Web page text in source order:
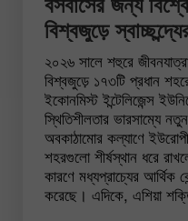
বিশ্বজুড়ে
২০২৬ সালে শহুরে
বিশ্বজুড়ে ১৭৩টি প্রধান
ইকোনমিস্ট ইন্টেলিজেন্স
স্থিতিশীলতার ভারসাম্যে
অবকাঠামোর কল্যাণে
শহরগুলো শীর্ষস্থান ধরে
কারণে মধ্যপ্রাচ্যের আর্থিক
করেছে। এদিকে, এশিয়া